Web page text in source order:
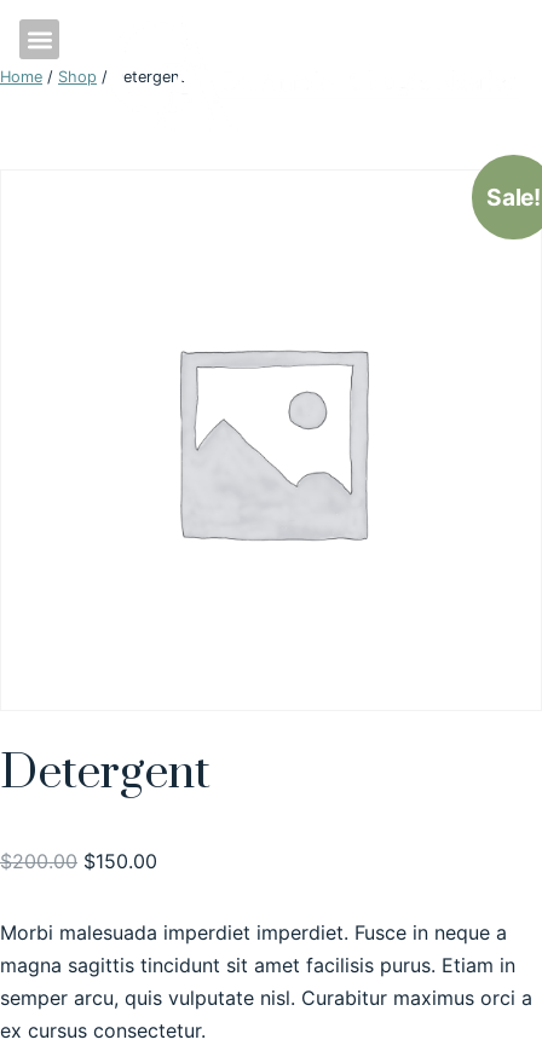
Home / Shop / Detergent
Sale!
Detergent
$200.00 $150.00
Morbi malesuada imperdiet imperdiet. Fusce in neque a
magna sagittis tincidunt sit amet facilisis purus. Etiam in
semper arcu, quis vulputate nisl. Curabitur maximus orci a
ex cursus consectetur.